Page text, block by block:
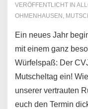
am
26.03.2026
VERÖFFENTLICHT IN
OHMENHAUSEN ,
Ein neues Jahr
mit einem ganz
Würfelspaß: Der
Mutscheltag ein!
unserer vertrauten
euch den Termin